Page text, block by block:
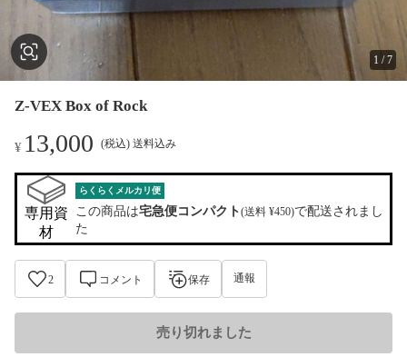
1 /7
Z-VEX Box of Rock
¥ 13,000 (税込) 送料込み
専用資
材
らくらくメルカリ便
この商品は宅急便コンパクト(送料 ¥450)で配送されまし
た
2 コメント 保存 通報
売り切れました